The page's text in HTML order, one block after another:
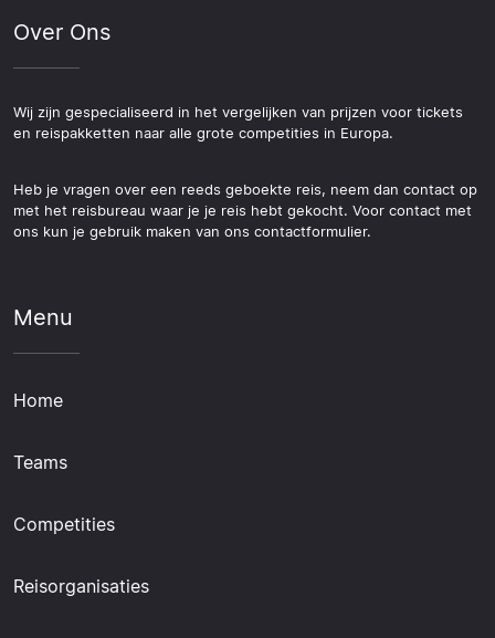
Over Ons
Wij zijn gespecialiseerd in het vergelijken van prijzen voor tickets
en reispakketten naar alle grote competities in Europa.
Heb je vragen over een reeds geboekte reis, neem dan contact op
met het reisbureau waar je je reis hebt gekocht. Voor contact met
ons kun je gebruik maken van ons contactformulier.
Menu
Home
Teams
Competities
Reisorganisaties